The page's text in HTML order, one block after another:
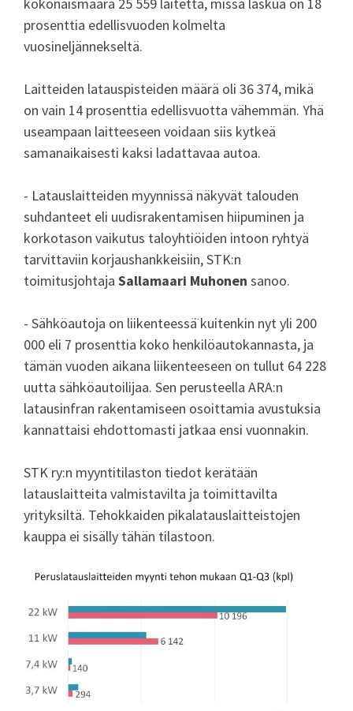
kokonaismäärä 25 559 laitetta, missä laskua on 18
prosenttia edellisvuoden kolmelta
vuosineljännekseltä.
Laitteiden latauspisteiden määrä oli 36 374, mikä
on vain 14 prosenttia edellisvuotta vähemmän. Yhä
useampaan laitteeseen voidaan siis kytkeä
samanaikaisesti kaksi ladattavaa autoa.
- Latauslaitteiden myynnissä näkyvät talouden
suhdanteet eli uudisrakentamisen hiipuminen ja
korkotason vaikutus taloyhtiöiden intoon ryhtyä
tarvittaviin korjaushankkeisiin, STK:n
toimitusjohtaja Sallamaari Muhonen sanoo.
- Sähköautoja on liikenteessä̈ kuitenkin nyt yli 200
000 eli 7 prosenttia koko henkilöautokannasta, ja
tämän vuoden aikana liikenteeseen on tullut 64 228
uutta sähköautoilijaa. Sen perusteella ARA:n
latausinfran rakentamiseen osoittamia avustuksia
kannattaisi ehdottomasti jatkaa ensi vuonnakin.
STK ry:n myyntitilaston tiedot kerätään
latauslaitteita valmistavilta ja toimittavilta
yrityksiltä. Tehokkaiden pikalatauslaitteistojen
kauppa ei sisälly tähän tilastoon.